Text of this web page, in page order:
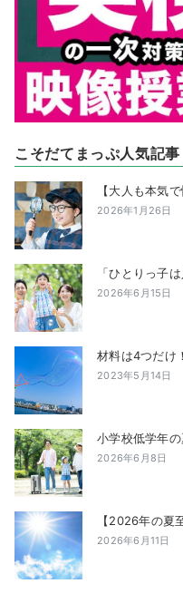
こそだてまっぷ人気記事
【大人も本気
2026年1月26日
「ひとりっ子
2026年6月15日
材料は4つだけ
2023年5月14日
小学校低学年
2026年6月8日
【2026年の夏
2026年6月11日